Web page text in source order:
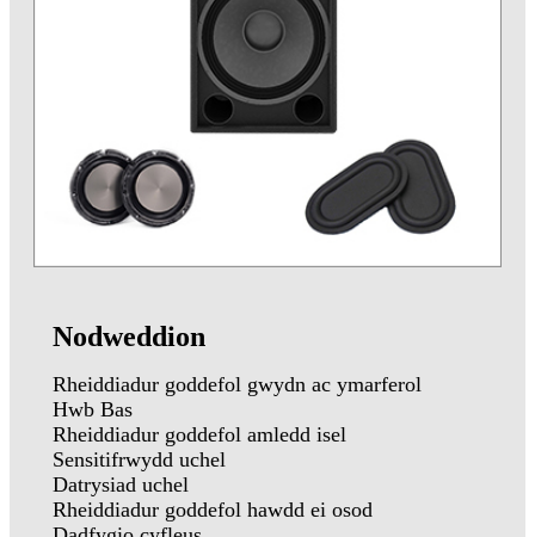
Nodweddion
Rheiddiadur goddefol gwydn ac ymarferol
Hwb Bas
Rheiddiadur goddefol amledd isel
Sensitifrwydd uchel
Datrysiad uchel
Rheiddiadur goddefol hawdd ei osod